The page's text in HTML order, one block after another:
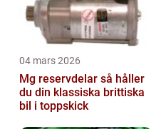
04 mars 2026
Mg reservdelar så håller
du din klassiska brittiska
bil i toppskick